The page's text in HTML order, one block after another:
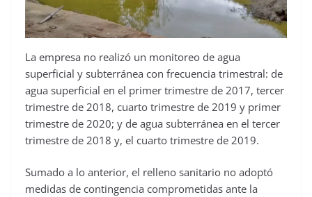
La empresa no realizó un monitoreo de agua
superficial y subterránea con frecuencia trimestral: de
agua superficial en el primer trimestre de 2017, tercer
trimestre de 2018, cuarto trimestre de 2019 y primer
trimestre de 2020; y de agua subterránea en el tercer
trimestre de 2018 y, el cuarto trimestre de 2019.
Sumado a lo anterior, el relleno sanitario no adoptó
medidas de contingencia comprometidas ante la